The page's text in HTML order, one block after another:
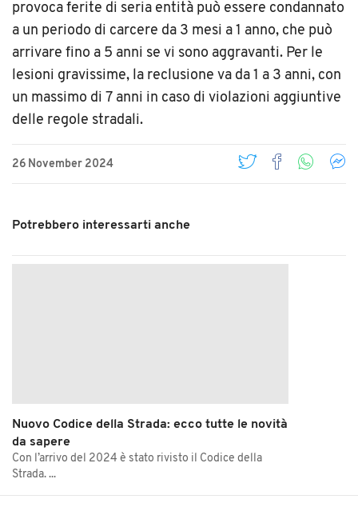
provoca ferite di seria entità può essere condannato
a un periodo di carcere da 3 mesi a 1 anno, che può
arrivare fino a 5 anni se vi sono aggravanti. Per le
lesioni gravissime, la reclusione va da 1 a 3 anni, con
un massimo di 7 anni in caso di violazioni aggiuntive
delle regole stradali.
26 November 2024
Potrebbero interessarti anche
Nuovo Codice della Strada: ecco tutte le novità
da sapere
Con l’arrivo del 2024 è stato rivisto il Codice della
Strada. ...